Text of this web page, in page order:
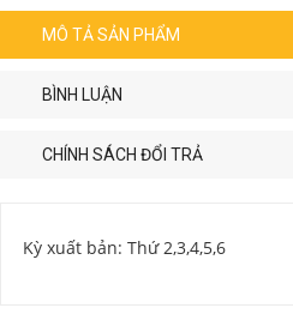
MÔ TẢ SẢN PHẨM
BÌNH LUẬN
CHÍNH SÁCH ĐỔI TRẢ
Kỳ xuất bản: Thứ 2,3,4,5,6